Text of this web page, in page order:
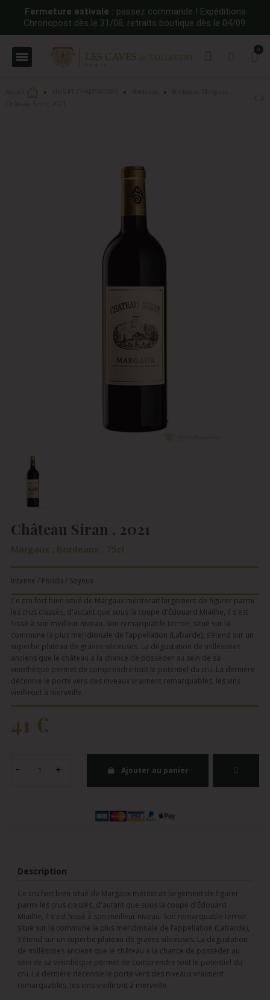
Fermeture estivale : passez commande ! Expéditions
Chronopost dès le 31/08, retraits boutique dès le 04/09.
Château Siran , 2021
Margaux , Bordeaux , 75cl
Intense / Fondu / Soyeux
Ce cru fort bien situé de Margaux mériterait largement de figurer parmi
les crus classés, d'autant que sous la coupe d'Édouard Miailhe, il s'est
hissé à son meilleur niveau. Son remarquable terroir, situé sur la
commune la plus méridionale de l’appellation (Labarde), s’étend sur un
superbe plateau de graves siliceuses. La dégustation de millésimes
anciens que le château a la chance de posséder au sein de sa
vinothèque permet de comprendre tout le potentiel du cru. La dernière
décennie le porte vers des niveaux vraiment remarquables, les vins
vieilliront à merveille.
41 €
Ajouter au panier
Description
Ce cru fort bien situé de Margaux mériterait largement de figurer
parmi les crus classés, d'autant que sous la coupe d'Édouard
Miailhe, il s'est hissé à son meilleur niveau. Son remarquable terroir,
situé sur la commune la plus méridionale de l’appellation (Labarde),
s’étend sur un superbe plateau de graves siliceuses. La dégustation
de millésimes anciens que le château a la chance de posséder au
sein de sa vinothèque permet de comprendre tout le potentiel du
cru. La dernière décennie le porte vers des niveaux vraiment
remarquables, les vins vieilliront à merveille.